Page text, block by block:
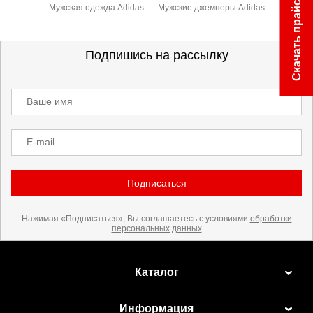
Мужская одежда Adidas Мужские джемперы Adidas
Подпишись на рассылку
Ваше имя
E-mail
Подписаться
Нажимая «Подписаться», Вы соглашаетесь с условиями обработки
персональных данных
Каталог
Информация
Скачать прайс